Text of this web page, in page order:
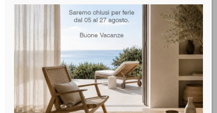
maniglia ricorda nella forma una goccia che scende
lungo l’anta; un dettaglio di una apertura che dà
personalità e un tocco decorativo all’ambiente dove
andrà posizionato. L’attrezzatura interna classica a
ripiani, aste portabiti e cassettiera è arricchita dalle luci
led incassate verticalmente nei fianchi dotate di sensore
movimento, illuminano ogni spazio interno ad ogni
apertura anta.